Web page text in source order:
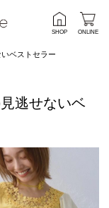
SHOP ONLINE
いベストセラー
逃せないベ